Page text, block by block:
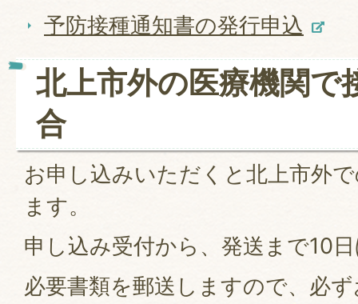
予防接種通知書の発行申込
北上市外の医療機関で
合
お申し込みいただくと北上市外
ます。
申し込み受付から、発送まで10
必要書類を郵送しますので、必